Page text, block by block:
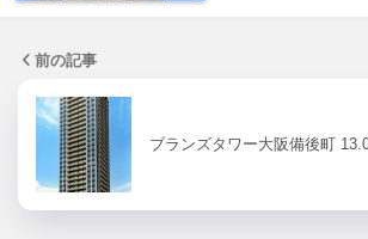
前の記事
ブランズタワー大阪備後町